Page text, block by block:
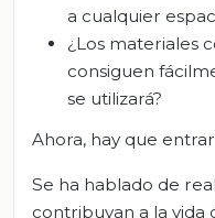
a cualquier
¿Los materiales
consiguen
se utilizará?
Ahora, hay que
Se ha hablado de
contribuyan a la vida